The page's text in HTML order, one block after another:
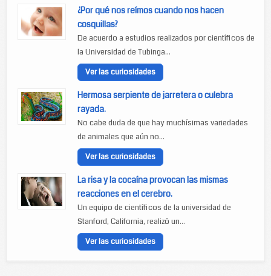
¿Por qué nos reímos cuando nos hacen
cosquillas?
De acuerdo a estudios realizados por científicos de
la Universidad de Tubinga...
Ver las curiosidades
Hermosa serpiente de jarretera o culebra
rayada.
No cabe duda de que hay muchísimas variedades
de animales que aún no...
Ver las curiosidades
La risa y la cocaína provocan las mismas
reacciones en el cerebro.
Un equipo de científicos de la universidad de
Stanford, California, realizó un...
Ver las curiosidades